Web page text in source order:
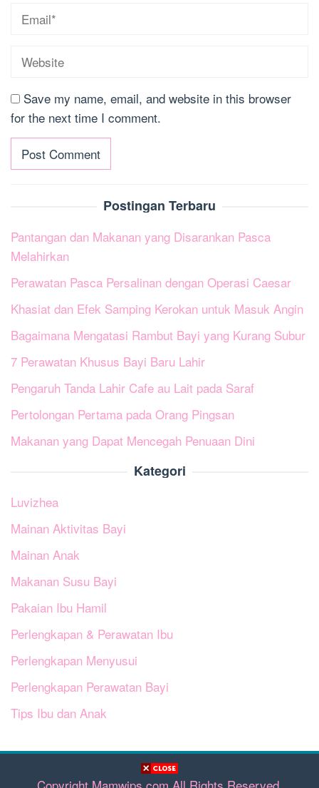
Save my name, email, and website in this browser
for the next time I comment.
Postingan Terbaru
Pantangan dan Makanan yang Disarankan Pasca
Melahirkan
Perawatan Pasca Persalinan dengan Operasi Caesar
Khasiat dan Efek Samping Kerokan untuk Masuk Angin
Bagaimana Mengatasi Rambut Bayi yang Kurang Subur
7 Perawatan Khusus Bayi Baru Lahir
Pengaruh Tanda Lahir Cafe au Lait pada Saraf
Pertolongan Pertama pada Orang Pingsan
Makanan yang Dapat Mencegah Penuaan Dini
Kategori
Luvizhea
Mainan Aktivitas Bayi
Mainan Anak
Makanan Susu Bayi
Pakaian Ibu Hamil
Perlengkapan & Perawatan Ibu
Perlengkapan Menyusui
Perlengkapan Perawatan Bayi
Tips Ibu dan Anak